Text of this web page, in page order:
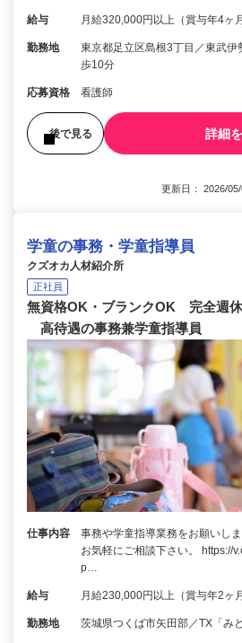
給与 月給320,000円以上（賞与年4ヶ
勤務地
東京都足立区島根3丁目／東武伊
歩10分
応募資格 看護師
後で見る 詳細
更新日： 2026/
学童の事務・学童指導員
クズオカ人材紹介所
正社員
無資格OK・ブランクOK 完全週休
高待遇の事務兼学童指導員
仕事内容
事務や学童指導業務をお願いし
お気軽にご相談下さい。 https://
p…
給与 月給230,000円以上（賞与年2ヶ
勤務地 茨城県つくば市矢田部／TX「み